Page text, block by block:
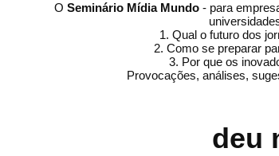
O Seminário Mídia Mundo - para
1. Qual o futuro dos
2. Como se preparar
3. Por que os
Provocações, análises,
deu